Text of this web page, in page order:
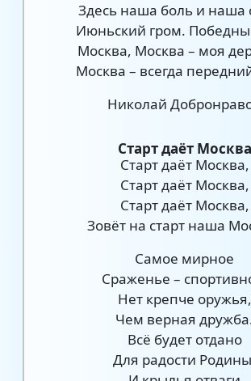
Здесь наша боль и наша
Июньский гром.
Москва, Москва – моя
Москва – всегда
Николай
Старт даёт Москва
Старт даёт Москва,
Старт даёт Москва,
Старт даёт Москва,
Зовёт на старт наша
Самое мирное
Сраженье –
Нет крепче оружья,
Чем верная
Всё будет отдано
Для радости